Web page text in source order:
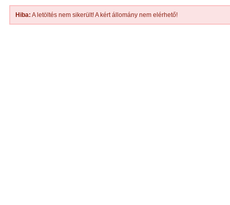
Hiba: A letöltés nem sikerült! A kért állomány nem elérhető!